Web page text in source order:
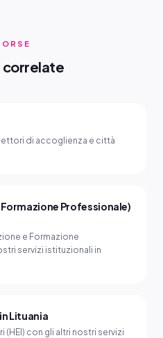
correlate
di accoglienza e città
Professionale)
e Formazione
servizi istituzionali in
Lituania
(HEI) con gli altri nostri servizi